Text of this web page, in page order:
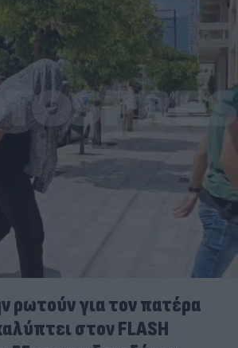
ρωτούν για τον πατέρα
στον FLASH